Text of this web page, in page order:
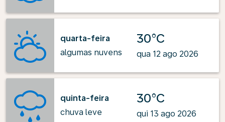
quarta-feira
algumas nuvens
30°C
qua 12 ago 2026
quinta-feira
chuva leve
30°C
qui 13 ago 2026